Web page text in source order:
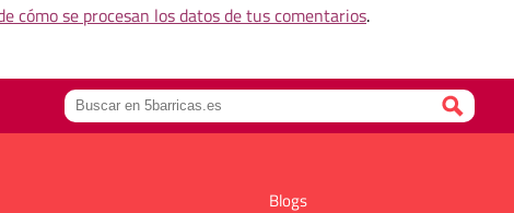
cómo se procesan los datos de tus comentarios.
Blogs